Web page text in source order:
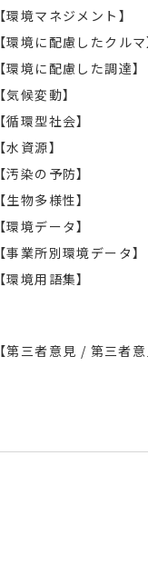
【環境マネジメント】
【環境に配慮したクルマ
【環境に配慮した調達】
【気候変動】
【循環型社会】
【水資源】
【汚染の予防】
【生物多様性】
【環境データ】
【事業所別環境データ】
【環境用語集】
【第三者意見 / 第三者